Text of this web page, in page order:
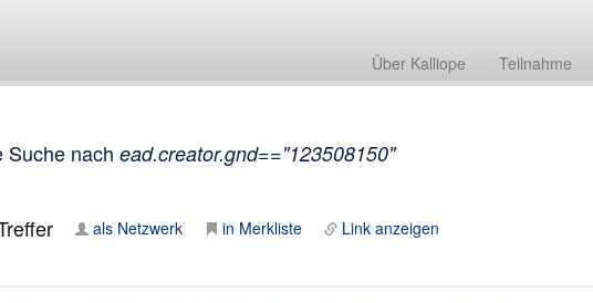
Über Kalliope Teilnahme
Suche nach ead.creator.gnd=="123508150"
als Netzwerk in Merkliste Link anzeigen